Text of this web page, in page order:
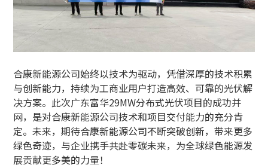
合康新能源公司始终以技术为驱动，凭借深厚的技术积累
与创新能力，持续为工商业用户打造高效、可靠的光伏解
决方案。此次广东富华29MW分布式光伏项目的成功并
网，是对合康新能源公司技术和项目交付能力的充分肯
定。未来，期待合康新能源公司不断突破创新，带来更多
绿色奇迹，与企业携手共赴零碳未来，为全球绿色能源发
展贡献更多美的力量！